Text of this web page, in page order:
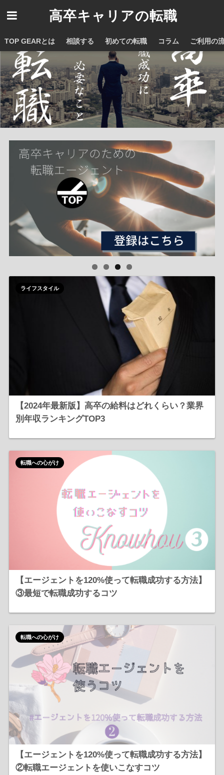
高卒キャリアの転職
TOP GEARとは 相談する 初めての転職 コラム ご利用の
【2024年最新版】高卒の給料はどれくらい？業界
別年収ランキングTOP3
ライフスタイル
【エージェントを120%使って転職成功する方法】
③最短で転職成功するコツ
転職への心がけ
【エージェントを120%使って転職成功する方法】
②転職エージェントを使いこなすコツ
転職への心がけ